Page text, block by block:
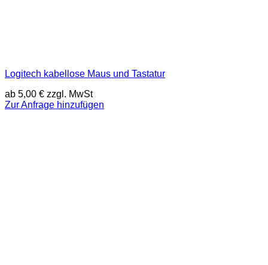
Logitech kabellose Maus und Tastatur
ab 5,00 € zzgl. MwSt
Zur Anfrage hinzufügen